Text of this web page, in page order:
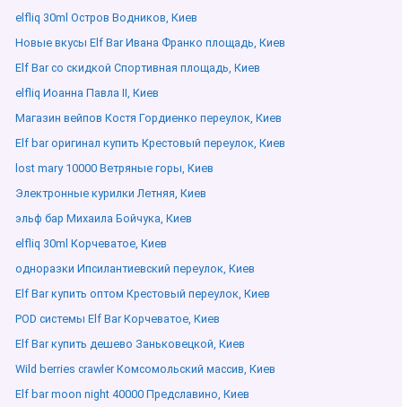
elfliq 30ml Остров Водников, Киев
Новые вкусы Elf Bar Ивана Франко площадь, Киев
Elf Bar со скидкой Спортивная площадь, Киев
elfliq Иоанна Павла ІІ, Киев
Магазин вейпов Костя Гордиенко переулок, Киев
Elf bar оригинал купить Крестовый переулок, Киев
lost mary 10000 Ветряные горы, Киев
Электронные курилки Летняя, Киев
эльф бар Михаила Бойчука, Киев
elfliq 30ml Корчеватое, Киев
одноразки Ипсилантиевский переулок, Киев
Elf Bar купить оптом Крестовый переулок, Киев
POD системы Elf Bar Корчеватое, Киев
Elf Bar купить дешево Заньковецкой, Киев
Wild berries crawler Комсомольский массив, Киев
Elf bar moon night 40000 Предславино, Киев